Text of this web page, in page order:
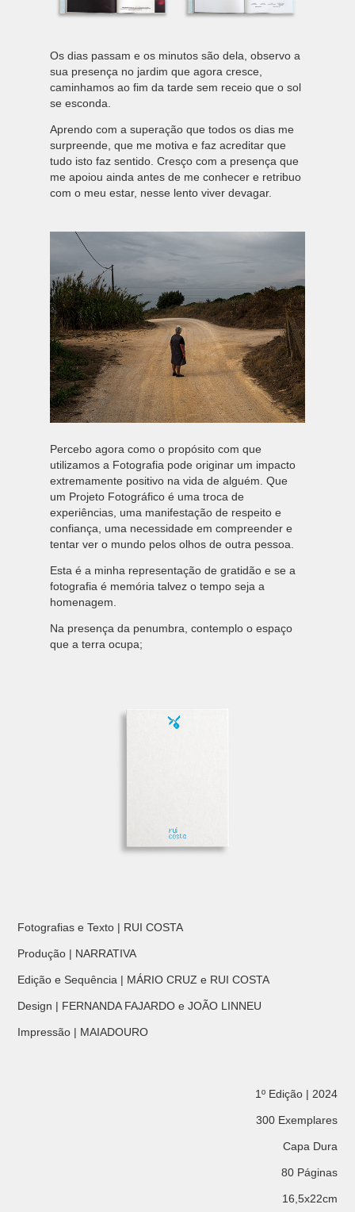
Os dias passam e os minutos são dela, observo a
sua presença no jardim que agora cresce,
caminhamos ao fim da tarde sem receio que o sol
se esconda.
Aprendo com a superação que todos os dias me
surpreende, que me motiva e faz acreditar que
tudo isto faz sentido. Cresço com a presença que
me apoiou ainda antes de me conhecer e retribuo
com o meu estar, nesse lento viver devagar.
Percebo agora como o propósito com que
utilizamos a Fotografia pode originar um impacto
extremamente positivo na vida de alguém. Que
um Projeto Fotográfico é uma troca de
experiências, uma manifestação de respeito e
confiança, uma necessidade em compreender e
tentar ver o mundo pelos olhos de outra pessoa.
Esta é a minha representação de gratidão e se a
fotografia é memória talvez o tempo seja a
homenagem.
Na presença da penumbra, contemplo o espaço
que a terra ocupa;
Fotografias e Texto | RUI COSTA
Produção | NARRATIVA
Edição e Sequência | MÁRIO CRUZ e RUI COSTA
Design | FERNANDA FAJARDO e JOÃO LINNEU
Impressão | MAIADOURO
1º Edição | 2024
300 Exemplares
Capa Dura
80 Páginas
16,5x22cm